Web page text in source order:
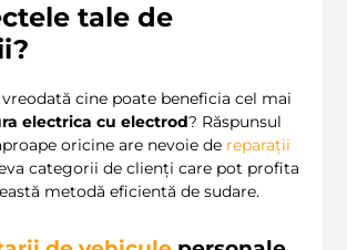
tale de
cine poate beneficia cel mai
electrica cu electrod? Răspunsul
oricine are nevoie de reparații
categorii de clienți care pot profita
metodă eficientă de sudare.